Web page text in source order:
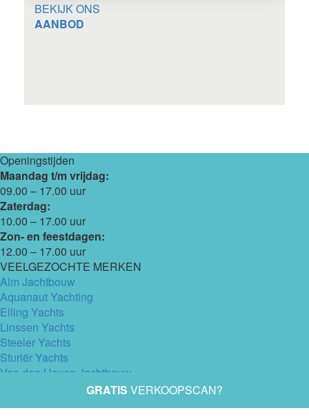
BEKIJK ONS
AANBOD
GRATIS VERKOOPSCAN?
Openingstijden
Maandag t/m vrijdag:
09.00 – 17.00 uur
Zaterdag:
10.00 – 17.00 uur
Zon- en feestdagen:
12.00 – 17.00 uur
VEELGEZOCHTE MERKEN
Alm Jachtbouw
Aquanaut Yachting
Elling Yachts
Linssen Yachts
Steeler Yachts
Sturiër Yachts
Van den Hoven Jachtbouw
SLEEUWIJK YACHTING BV